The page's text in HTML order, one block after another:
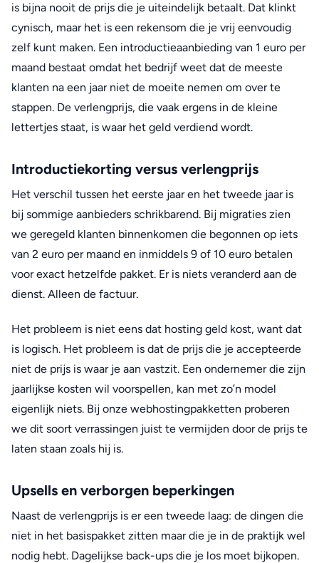
is bijna nooit de prijs die je uiteindelijk betaalt. Dat klinkt
cynisch, maar het is een rekensom die je vrij eenvoudig
zelf kunt maken. Een introductieaanbieding van 1 euro per
maand bestaat omdat het bedrijf weet dat de meeste
klanten na een jaar niet de moeite nemen om over te
stappen. De verlengprijs, die vaak ergens in de kleine
lettertjes staat, is waar het geld verdiend wordt.
Introductiekorting versus verlengprijs
Het verschil tussen het eerste jaar en het tweede jaar is
bij sommige aanbieders schrikbarend. Bij migraties zien
we geregeld klanten binnenkomen die begonnen op iets
van 2 euro per maand en inmiddels 9 of 10 euro betalen
voor exact hetzelfde pakket. Er is niets veranderd aan de
dienst. Alleen de factuur.
Het probleem is niet eens dat hosting geld kost, want dat
is logisch. Het probleem is dat de prijs die je accepteerde
niet de prijs is waar je aan vastzit. Een ondernemer die zijn
jaarlijkse kosten wil voorspellen, kan met zo’n model
eigenlijk niets. Bij onze webhostingpakketten proberen
we dit soort verrassingen juist te vermijden door de prijs te
laten staan zoals hij is.
Upsells en verborgen beperkingen
Naast de verlengprijs is er een tweede laag: de dingen die
niet in het basispakket zitten maar die je in de praktijk wel
nodig hebt. Dagelijkse back-ups die je los moet bijkopen.